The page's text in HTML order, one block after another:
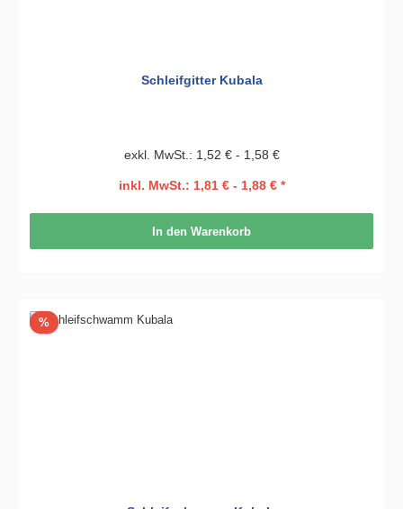
Schleifgitter Kubala
exkl. MwSt.: 1,52 € - 1,58 €
inkl. MwSt.: 1,81 € - 1,88 € *
In den Warenkorb
%Rabatt